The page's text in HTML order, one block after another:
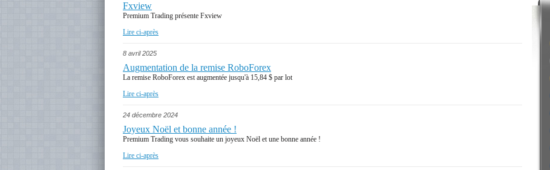
Fxview
Premium Trading présente Fxview
Lire ci-après
8 avril 2025
Augmentation de la remise RoboForex
La remise RoboForex est augmentée jusqu'à 15,84 $ par lot
Lire ci-après
24 décembre 2024
Joyeux Noël et bonne année !
Premium Trading vous souhaite un joyeux Noël et une bonne année !
Lire ci-après